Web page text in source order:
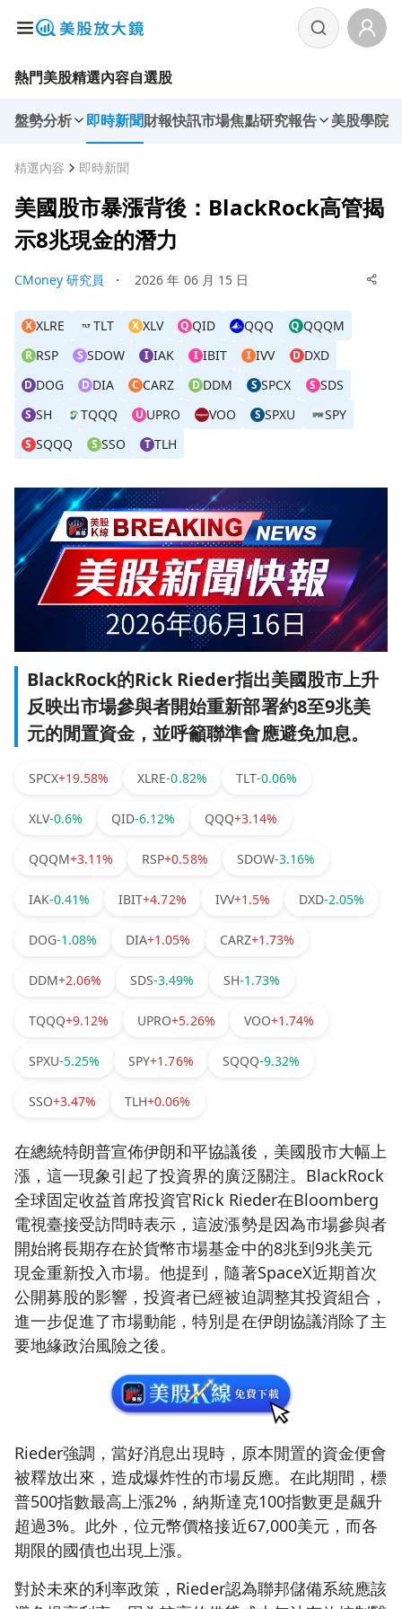
熱門美股精選內容自選股
盤勢分析 即時新聞財報快訊市場焦點研究報告 美股學院
精選內容 即時新聞
美國股市暴漲背後：BlackRock高管揭
示8兆現金的潛力
CMoney 研究員 ・ 2026 年 06 月 15 日
X XLRE TLT X XLV Q QID QQQ QQQQM
R RSP S SDOW I IAK I IBIT I IVV D DXD
D DOG D DIA C CARZ D DDM S SPCX S SDS
S SH TQQQ U UPRO VOO S SPXU SPY
S SQQQ S SSO T TLH
BlackRock的Rick Rieder指出美國股市上升
反映出市場參與者開始重新部署約8至9兆美
元的閒置資金，並呼籲聯準會應避免加息。
SPCX+19.58% XLRE-0.82% TLT-0.06%
XLV-0.6% QID-6.12% QQQ+3.14%
QQQM+3.11% RSP+0.58% SDOW-3.16%
IAK-0.41% IBIT+4.72% IVV+1.5% DXD-2.05%
DOG-1.08% DIA+1.05% CARZ+1.73%
DDM+2.06% SDS-3.49% SH-1.73%
TQQQ+9.12% UPRO+5.26% VOO+1.74%
SPXU-5.25% SPY+1.76% SQQQ-9.32%
SSO+3.47% TLH+0.06%
在總統特朗普宣佈伊朗和平協議後，美國股市大幅上
漲，這一現象引起了投資界的廣泛關注。BlackRock
全球固定收益首席投資官Rick Rieder在Bloomberg
電視臺接受訪問時表示，這波漲勢是因為市場參與者
開始將長期存在於貨幣市場基金中的8兆到9兆美元
現金重新投入市場。他提到，隨著SpaceX近期首次
公開募股的影響，投資者已經被迫調整其投資組合，
進一步促進了市場動能，特別是在伊朗協議消除了主
要地緣政治風險之後。
Rieder強調，當好消息出現時，原本閒置的資金便會
被釋放出來，造成爆炸性的市場反應。在此期間，標
普500指數最高上漲2%，納斯達克100指數更是飆升
超過3%。此外，位元幣價格接近67,000美元，而各
期限的國債也出現上漲。
對於未來的利率政策，Rieder認為聯邦儲備系統應該